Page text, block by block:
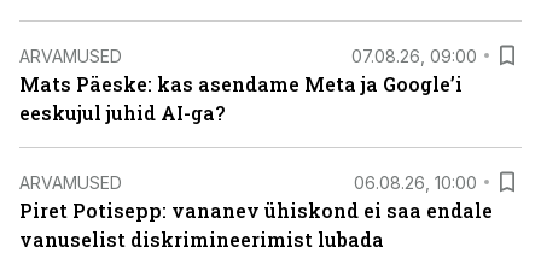
ARVAMUSED 07.08.26, 09:00
Mats Päeske: kas asendame Meta ja Google’i
eeskujul juhid AI-ga?
ARVAMUSED 06.08.26, 10:00
Piret Potisepp: vananev ühiskond ei saa endale
vanuselist diskrimineerimist lubada